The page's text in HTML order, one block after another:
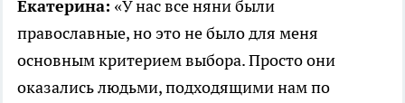
Екатерина: «У нас все няни были
православные, но это не было для меня
основным критерием выбора. Просто они
оказались людьми, подходящими нам по